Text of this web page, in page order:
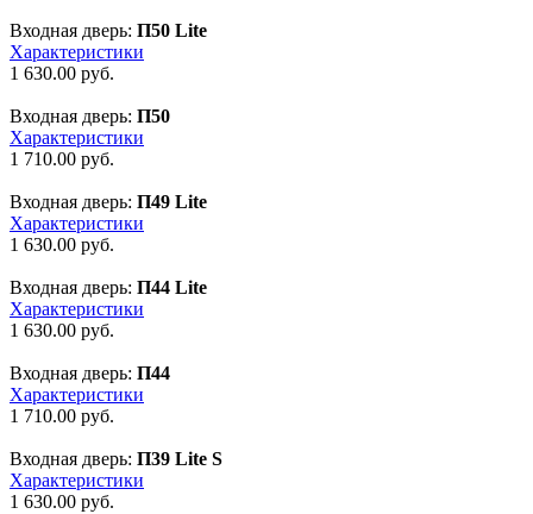
Входная дверь: П50 Lite
Характеристики
1 630.00 руб.
Входная дверь: П50
Характеристики
1 710.00 руб.
Входная дверь: П49 Lite
Характеристики
1 630.00 руб.
Входная дверь: П44 Lite
Характеристики
1 630.00 руб.
Входная дверь: П44
Характеристики
1 710.00 руб.
Входная дверь: П39 Lite S
Характеристики
1 630.00 руб.